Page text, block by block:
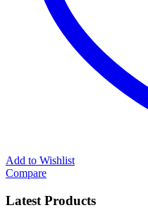
Add to Wishlist
Compare
Latest Products